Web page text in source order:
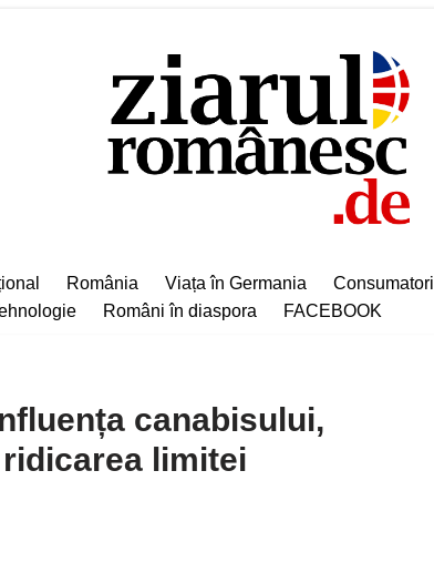
România Viața în Germania Consumatori
Români în diaspora FACEBOOK
canabisului,
limitei